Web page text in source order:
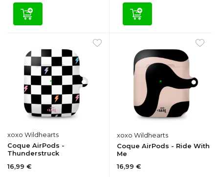
xoxo Wildhearts
Coque AirPods -
Thunderstruck
16,99 €
xoxo Wildhearts
Coque AirPods - Ride With
Me
16,99 €